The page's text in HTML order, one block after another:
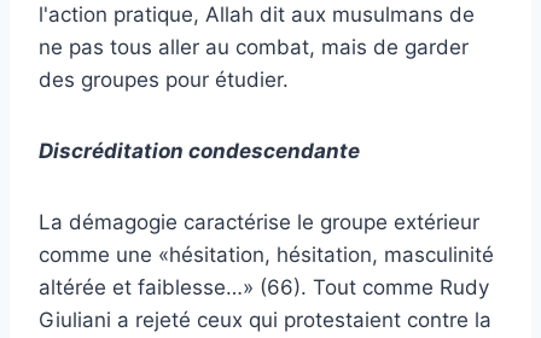
l'action pratique, Allah dit aux musulmans de
ne pas tous aller au combat, mais de garder
des groupes pour étudier.
Discréditation condescendante
La démagogie caractérise le groupe extérieur
comme une «hésitation, hésitation, masculinité
altérée et faiblesse…» (66). Tout comme Rudy
Giuliani a rejeté ceux qui protestaient contre la